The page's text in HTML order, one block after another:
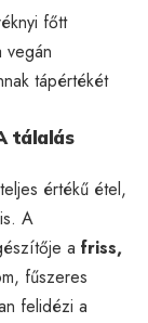
főtt
vegán
tápértékét
tálalás
értékű étel,
A
a friss,
fűszeres
felidézi a